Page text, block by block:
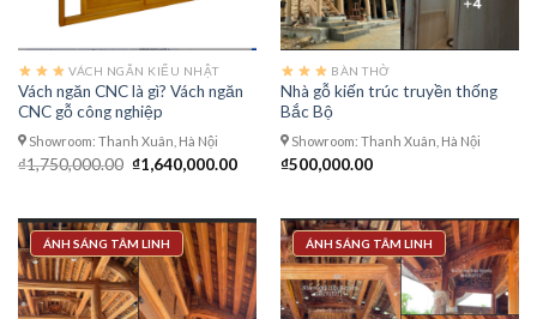
VÁCH NGĂN KIỂU NHẬT
Vách ngăn CNC là gì? Vách ngăn
CNC gỗ công nghiệp
Showroom: Thanh Xuân, Hà Nội
₫1,750,000.00 Giá
gốc
₫1,640,000.00Giá
₫1,640,000.00.
BÀN THỜ
Nhà gỗ kiến trúc truyền thống
Bắc Bộ
Showroom: Thanh Xuân, Hà Nội
₫500,000.00
ÁNH SÁNG TÂM LINH ÁNH SÁNG TÂM LINH